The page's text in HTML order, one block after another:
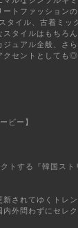
ートファッション
タイル、古着ミッ
スタイルはもちろ
ジュアル全般、さ
クセントとしても◎
ビー】
トする『韓国ス
されてゆくトレ
外問わずにセレク